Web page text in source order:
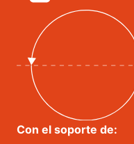
Con el soporte de: